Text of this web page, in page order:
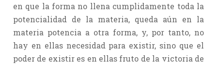
en que la forma no llena cumplidamente toda la
potencialidad de la materia, queda aún en la
materia potencia a otra forma, y, por tanto, no
hay en ellas necesidad para existir, sino que el
poder de existir es en ellas fruto de la victoria de